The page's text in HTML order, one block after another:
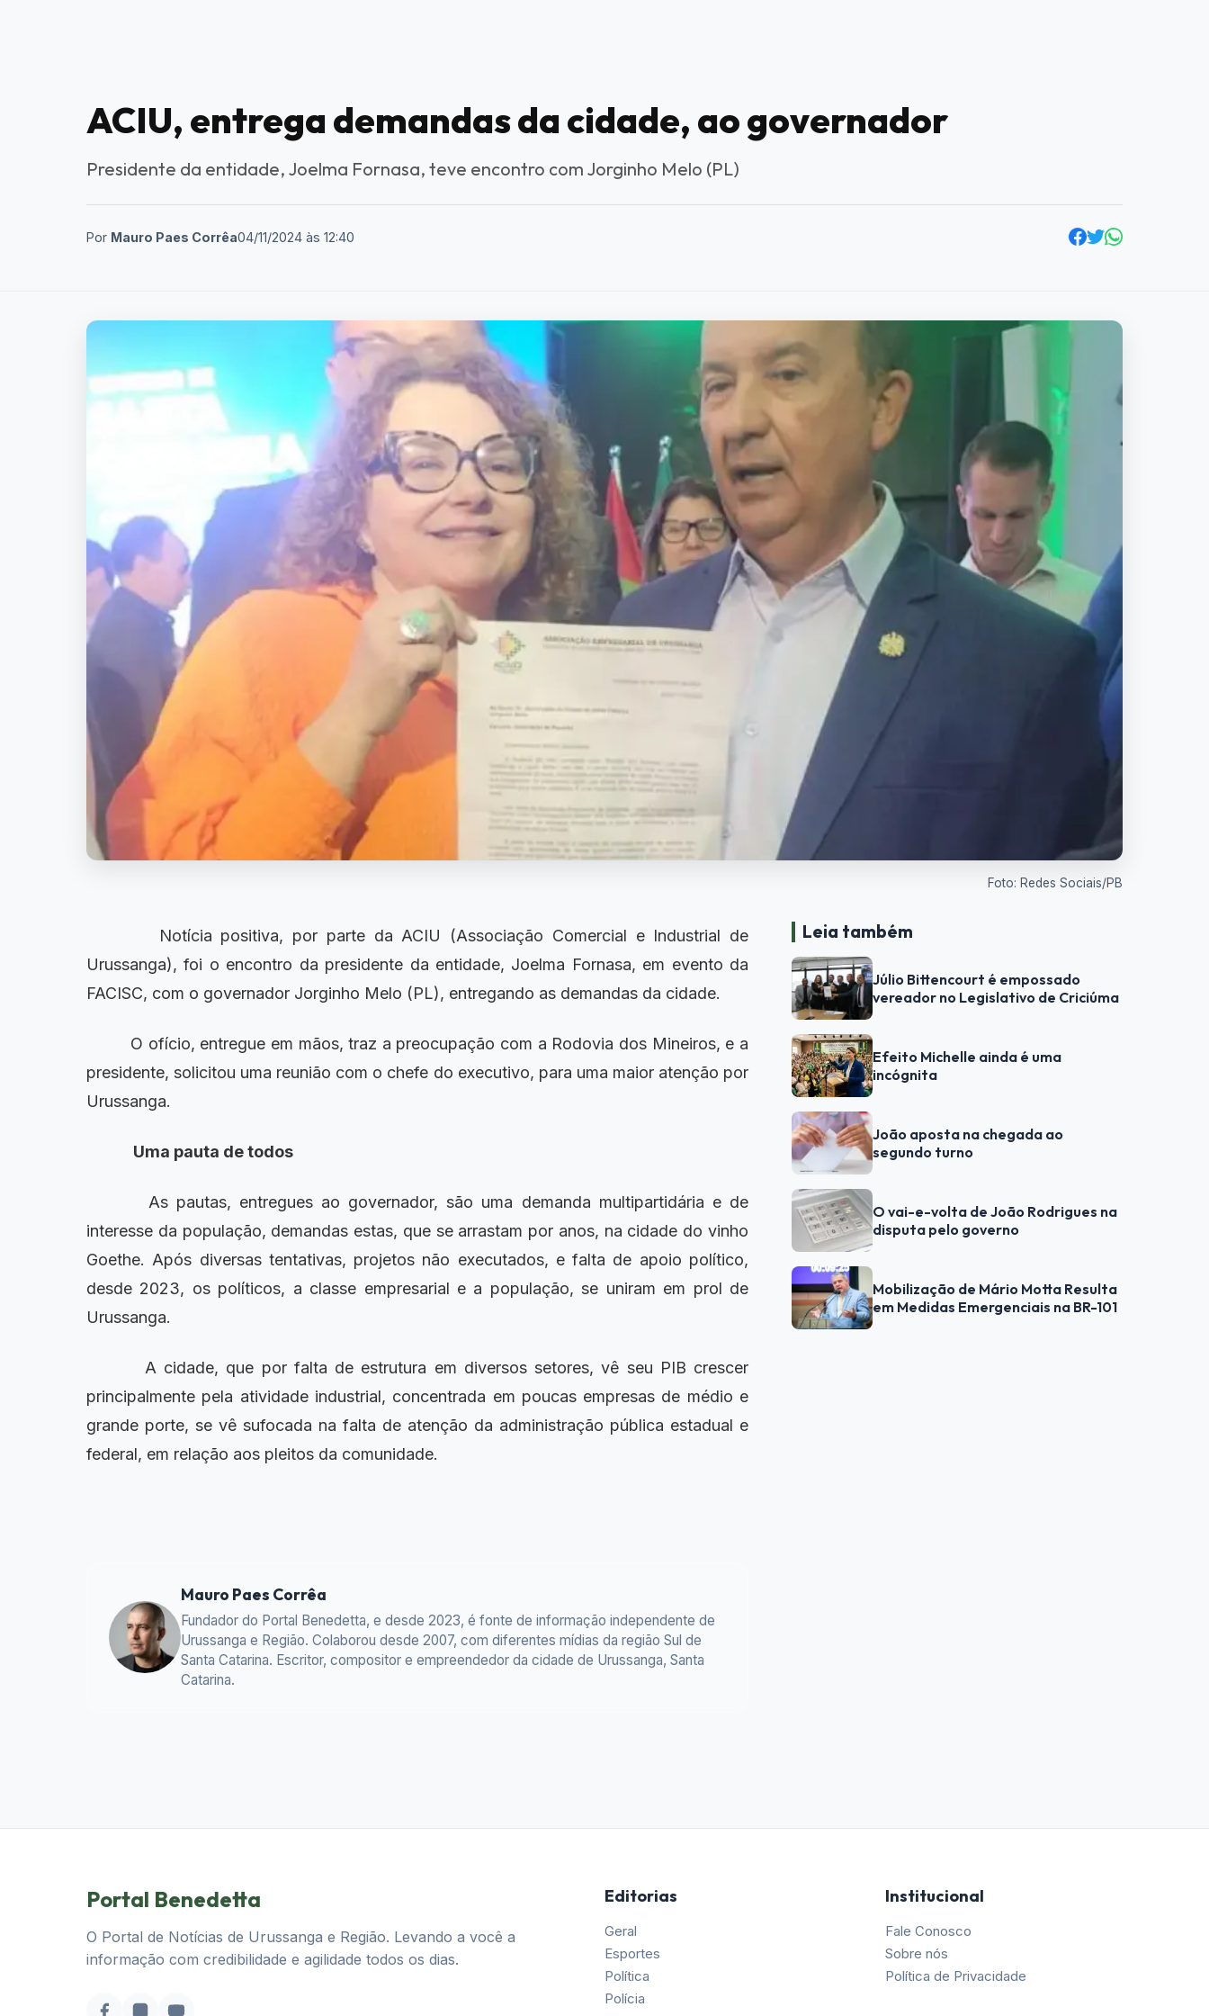
ACIU, entrega demandas da cidade, ao governador
Presidente da entidade, Joelma Fornasa, teve encontro com Jorginho Melo (PL)
Por Mauro Paes Corrêa04/11/2024 às 12:40
Foto: Redes Sociais/PB
Notícia positiva, por parte da ACIU (Associação Comercial e Industrial de
Urussanga), foi o encontro da presidente da entidade, Joelma Fornasa, em evento da
FACISC, com o governador Jorginho Melo (PL), entregando as demandas da cidade.
O ofício, entregue em mãos, traz a preocupação com a Rodovia dos Mineiros, e a
presidente, solicitou uma reunião com o chefe do executivo, para uma maior atenção por
Urussanga.
Uma pauta de todos
As pautas, entregues ao governador, são uma demanda multipartidária e de
interesse da população, demandas estas, que se arrastam por anos, na cidade do vinho
Goethe. Após diversas tentativas, projetos não executados, e falta de apoio político,
desde 2023, os políticos, a classe empresarial e a população, se uniram em prol de
Urussanga.
A cidade, que por falta de estrutura em diversos setores, vê seu PIB crescer
principalmente pela atividade industrial, concentrada em poucas empresas de médio e
grande porte, se vê sufocada na falta de atenção da administração pública estadual e
federal, em relação aos pleitos da comunidade.
Mauro Paes Corrêa
Fundador do Portal Benedetta, e desde 2023, é fonte de informação independente de
Urussanga e Região. Colaborou desde 2007, com diferentes mídias da região Sul de
Santa Catarina. Escritor, compositor e empreendedor da cidade de Urussanga, Santa
Catarina.
Leia também
Júlio Bittencourt é empossado
vereador no Legislativo de Criciúma
Efeito Michelle ainda é uma
incógnita
João aposta na chegada ao
segundo turno
O vai-e-volta de João Rodrigues na
disputa pelo governo
Mobilização de Mário Motta Resulta
em Medidas Emergenciais na BR-101
Portal Benedetta
O Portal de Notícias de Urussanga e Região. Levando a você a
informação com credibilidade e agilidade todos os dias.
Editorias
Geral
Esportes
Política
Polícia
Institucional
Fale Conosco
Sobre nós
Política de Privacidade